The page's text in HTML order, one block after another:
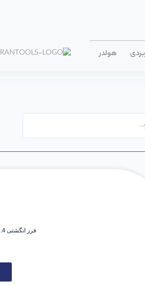
هولدر
فرز انگشتی 1.4 سرتخت آتورن(ATORN) 1.4*50*9